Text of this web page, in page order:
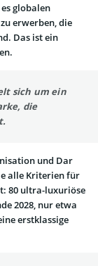
globalen
erwerben, die
Das ist ein
sich um ein
die
und Dar
alle Kriterien für
80 ultra-luxuriöse
2028, nur etwa
erstklassige